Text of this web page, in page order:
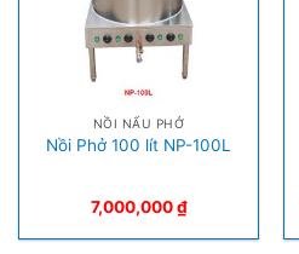
NỒI NẤU PHỞ
Nồi Phở 100 lít NP-100L
7,000,000₫